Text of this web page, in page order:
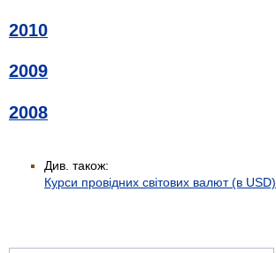
2010
2009
2008
Див. також:
Курси провідних світових валют (в USD)